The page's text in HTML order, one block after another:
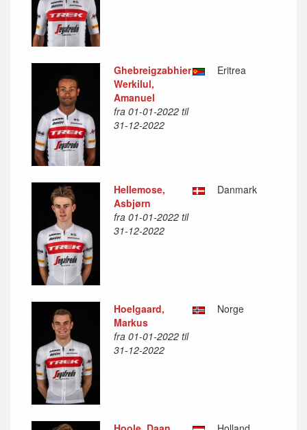
Ghebreigzabhier
Werkilul,
Amanuel
fra 01-01-2022 til
31-12-2022
Eritrea
Hellemose,
Asbjørn
fra 01-01-2022 til
31-12-2022
Danmark
Hoelgaard,
Markus
fra 01-01-2022 til
31-12-2022
Norge